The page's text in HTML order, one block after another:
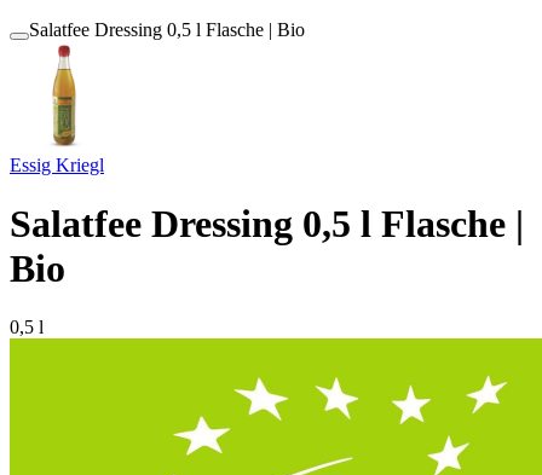
Salatfee Dressing 0,5 l Flasche | Bio
Essig Kriegl
Salatfee Dressing 0,5 l Flasche |
Bio
0,5 l